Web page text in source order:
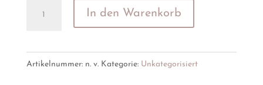
✨Rauhnächte-
In den Warenkorb
Artikelnummer: n. v. Kategorie: Unkategorisiert